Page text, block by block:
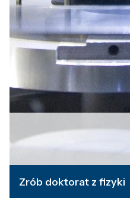
Zrób doktorat z fizyki